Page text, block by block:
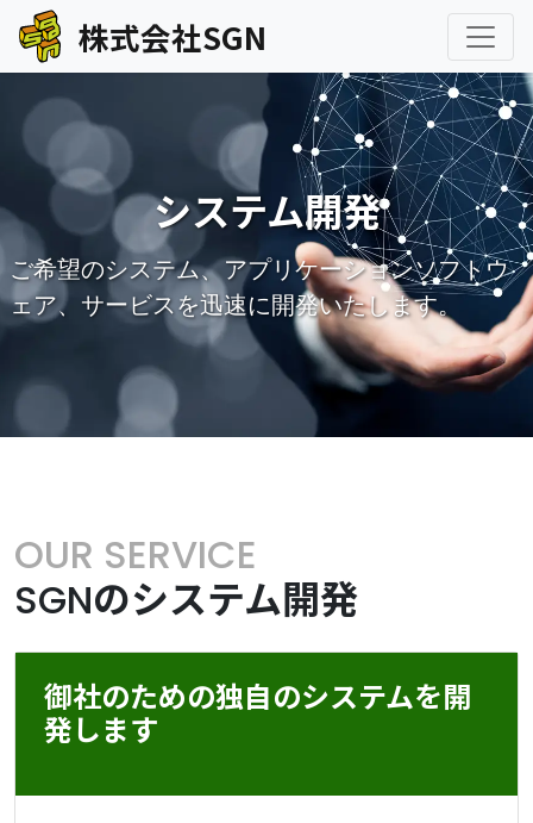
株式会社SGN
システム開発
ご希望のシステム、アプリケーションソフトウ
ェア、サービスを迅速に開発いたします。
OUR SERVICE
SGNのシステム開発
御社のための独自のシステムを開
発します